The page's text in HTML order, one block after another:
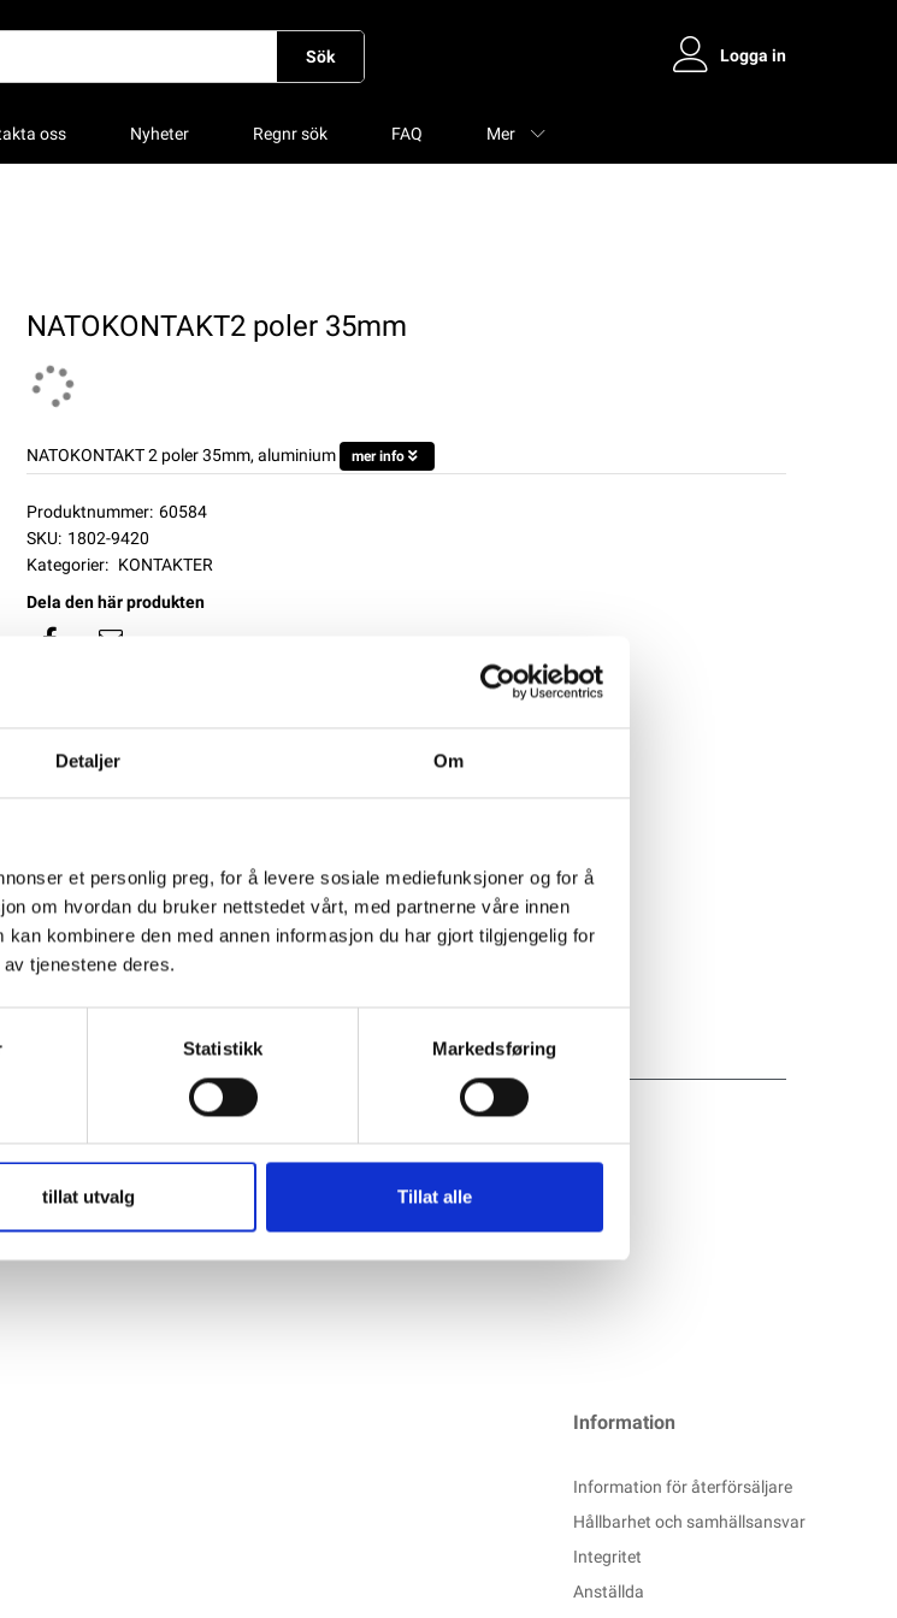
Detaljer Om
et personlig preg, for å levere sosiale mediefunksjoner og for å
om hvordan du bruker nettstedet vårt, med partnerne våre innen
kombinere den med annen informasjon du har gjort tilgjengelig for
tjenestene deres.
Statistikk Markedsføring
tillat utvalg Tillat alle
Sök Logga in
oss Nyheter Regnr sök FAQ Mer
NATOKONTAKT2 poler 35mm
NATOKONTAKT 2 poler 35mm, aluminium mer info
Produktnummer: 60584
SKU: 1802-9420
Kategorier: KONTAKTER
Dela den här produkten
Information
Information för återförsäljare
Hållbarhet och samhällsansvar
Integritet
Anställda